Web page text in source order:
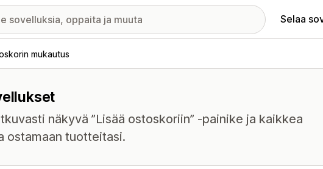
Selaa
mukautus
näkyvä ”Lisää ostoskoriin” -painike ja kaikkea
ostamaan tuotteitasi.